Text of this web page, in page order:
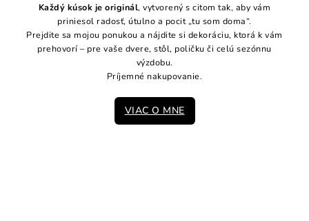
Každý kúsok je originál, vytvorený s citom tak, aby vám
priniesol radosť, útulno a pocit „tu som doma“.
Prejdite sa mojou ponukou a nájdite si dekoráciu, ktorá k vám
prehovorí – pre vaše dvere, stôl, poličku či celú sezónnu
výzdobu.
Príjemné nakupovanie.
VIAC O MNE